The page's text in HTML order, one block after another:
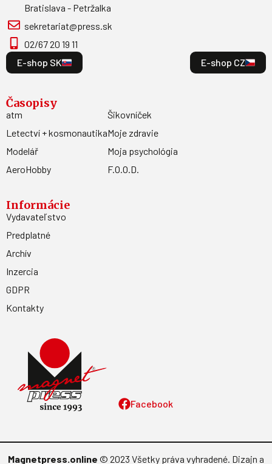
Facebook
Bratislava - Petržalka
sekretariat@press.sk
02/67 20 19 11
E-shop SK
E-shop CZ
Časopisy
atm
Letectví + kosmonautika
Modelář
AeroHobby
Šikovníček
Moje zdravie
Moja psychológia
F.O.O.D.
Informácie
Vydavateľstvo
Predplatné
Archív
Inzercia
GDPR
Kontakty
Magnetpress.online © 2023 Všetky práva vyhradené. Dizajn a